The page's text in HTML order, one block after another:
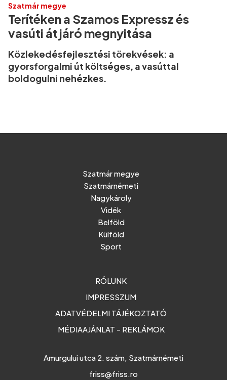
Szatmár megye
Terítéken a Szamos Expressz és
vasúti átjáró megnyitása
Közlekedésfejlesztési törekvések: a
gyorsforgalmi út költséges, a vasúttal
boldogulni nehézkes.
Szatmár megye
Szatmárnémeti
Nagykároly
Vidék
Belföld
Külföld
Sport
RÓLUNK
IMPRESSZUM
ADATVÉDELMI TÁJÉKOZTATÓ
MÉDIAAJÁNLAT - REKLÁMOK
Amurgului utca 2. szám, Szatmárnémeti
friss@friss.ro